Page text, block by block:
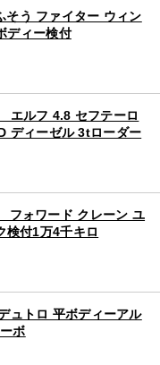
そう ファイター ウィン
ディー検付
エルフ 4.8 セフテーロ
ディーゼル 3tローダー
フォワード クレーン ユ
検付1万4千キロ
ュトロ 平ボディーアル
ボ